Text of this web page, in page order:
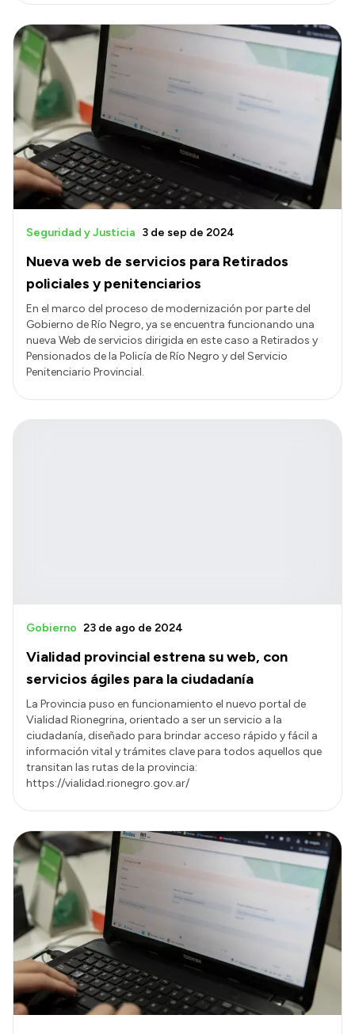
Nueva web de servicios para Retirados
policiales y penitenciarios
Seguridad y Justicia 3 de sep de 2024
En el marco del proceso de modernización por parte del
Gobierno de Río Negro, ya se encuentra funcionando una
nueva Web de servicios dirigida en este caso a Retirados y
Pensionados de la Policía de Río Negro y del Servicio
Penitenciario Provincial.
Vialidad provincial estrena su web, con
servicios ágiles para la ciudadanía
Gobierno 23 de ago de 2024
La Provincia puso en funcionamiento el nuevo portal de
Vialidad Rionegrina, orientado a ser un servicio a la
ciudadanía, diseñado para brindar acceso rápido y fácil a
información vital y trámites clave para todos aquellos que
transitan las rutas de la provincia:
https://vialidad.rionegro.gov.ar/